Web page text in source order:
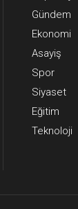
Gündem
Ekonomi
Asayiş
Spor
Siyaset
Eğitim
Teknoloji